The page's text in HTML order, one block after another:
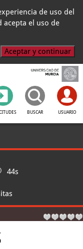
de uso del
acepta el uso de
Aceptar y continuar
BUSCAR USUARIO
44s